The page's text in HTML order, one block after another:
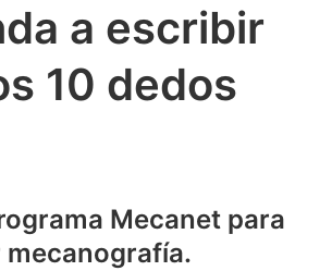
a escribir
10 dedos
Mecanet para
mecanografía.